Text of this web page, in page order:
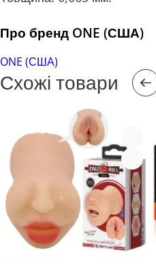
Про бренд ONE (США)
ONE (США)
Схожі товари